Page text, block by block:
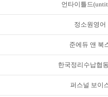
언타이틀드
정소원영어
준에듀 앤 북
한국정리수납협
퍼스널 보이